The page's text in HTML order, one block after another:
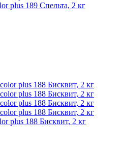
plus 189 Спельта, 2 кг
plus 188 Бисквит, 2 кг